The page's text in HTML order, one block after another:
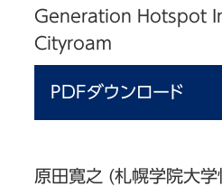
Generation Hotspot
Cityroam
PDFダウンロード
原田寛之 (札幌学院大